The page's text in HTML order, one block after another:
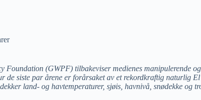
(GWPF) tilbakeviser medienes manipulerende og
siste par årene er forårsaket av et rekordkraftig naturlig
land- og havtemperaturer, sjøis, havnivå, snødekke og